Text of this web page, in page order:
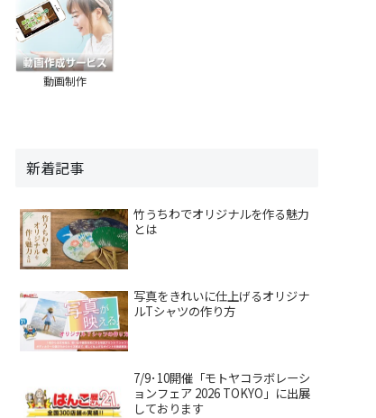
動画制作
新着記事
竹うちわでオリジナルを作る魅力
とは
写真をきれいに仕上げるオリジナ
ルTシャツの作り方
7/9･10開催「モトヤコラボレーシ
ョンフェア 2026 TOKYO」に出展
しております